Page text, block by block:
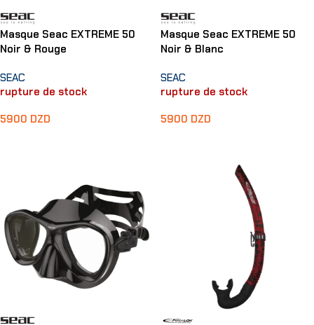
Masque Seac EXTREME 50
Noir & Rouge
SEAC
rupture de stock
5900 DZD
Masque Seac EXTREME 50
Noir & Blanc
SEAC
rupture de stock
5900 DZD